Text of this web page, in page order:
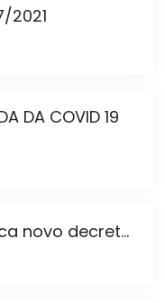
2021
DA COVID 19
novo decret...